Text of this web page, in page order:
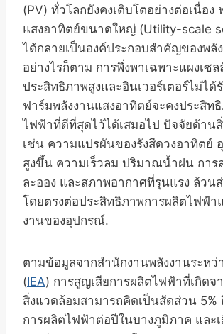
(PV) ทั่วโลกยังคงเติบโตอย่างต่อเนื่อง
แสงอาทิตย์ขนาดใหญ่ (Utility-scale
ได้กลายเป็นองค์ประกอบสำคัญของพลั
อย่างไรก็ตาม การพึ่งพาเฉพาะแผงเซ
ประสิทธิภาพสูงและอินเวอร์เตอร์ไม่ได้
ฟาร์มพลังงานแสงอาทิตย์จะคงประสิท
ไฟฟ้าที่ดีที่สุดไว้ได้เสมอไป ปัจจัยด้าน
เช่น ความแปรผันของรังสีดวงอาทิตย์
สูงขึ้น ความเร็วลม ปริมาณน้ำฝน การ
ละออง และสภาพอากาศที่รุนแรง ล้วน
โดยตรงต่อประสิทธิภาพการผลิตไฟฟ้า
งานของอุปกรณ์.
ตามข้อมูลจากสำนักงานพลังงานระหว่
(IEA) การสูญเสียการผลิตไฟฟ้าที่เกิดจ
สิ่งแวดล้อมสามารถคิดเป็นสัดส่วน 5%
การผลิตไฟฟ้าต่อปีในบางภูมิภาค และ